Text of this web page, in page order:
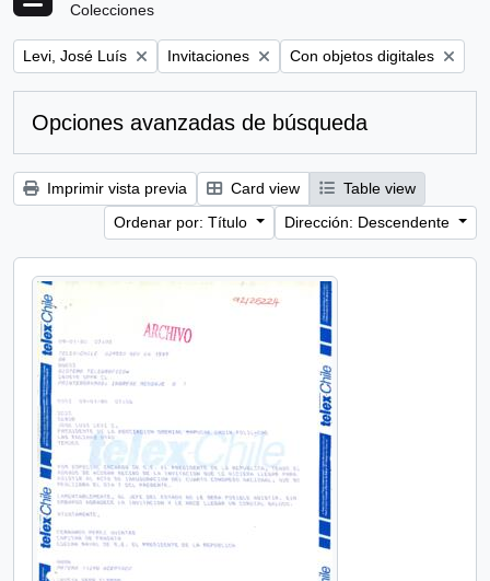
Colecciones
Remove filter:
Levi, José Luís Remove filter:
Invitaciones Remove filter:
Con objetos digitales
Opciones avanzadas de búsqueda
Imprimir vista previa Card view
Table view
Ordenar por: Título
Dirección: Descendente